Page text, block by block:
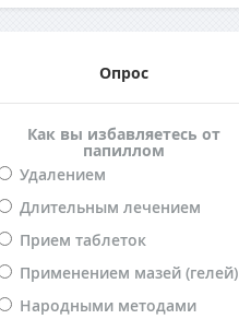
Опрос
Как вы избавляетесь от
папиллом
Удалением
Длительным лечением
Прием таблеток
Применением мазей (гелей)
Народными методами